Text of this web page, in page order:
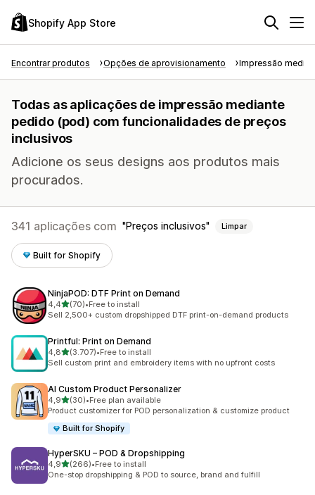
Shopify App Store
Encontrar produtos Opções de aprovisionamento Impressão
Todas as aplicações de impressão mediante
pedido (pod) com funcionalidades de preços
inclusivos
Adicione os seus designs aos produtos mais
procurados.
341 aplicações com Preços inclusivos Limpar
Built for Shopify
NinjaPOD: DTF Print on Demand
4,4de 5 estrelas
(70)
70 total de avaliações
•Free to install
Sell 2,500+ custom dropshipped DTF print-on-demand products
Printful: Print on Demand
4,8de 5 estrelas
(3.707)
3707 total de avaliações
•Free to install
Sell custom print and embroidery items with no upfront costs
AI Custom Product Personalizer
4,9de 5 estrelas
(30)
30 total de avaliações
•Free plan available
Product customizer for POD personalization & customize product
Built for Shopify
HyperSKU – POD & Dropshipping
4,9de 5 estrelas
(266)
266 total de avaliações
•Free to install
One-stop dropshipping & POD to source, brand and fulfill